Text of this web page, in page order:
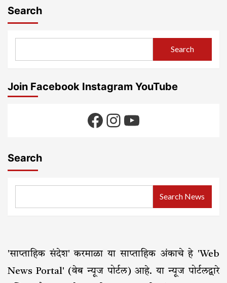
Search
Search
Join Facebook Instagram YouTube
Facebook
Instagram
YouTube
Search
Search News
'साप्ताहिक संदेश' करमाळा या साप्ताहिक अंकाचे हे 'Web
News Portal' (वेब न्यूज पोर्टल) आहे. या न्यूज पोर्टलद्वारे